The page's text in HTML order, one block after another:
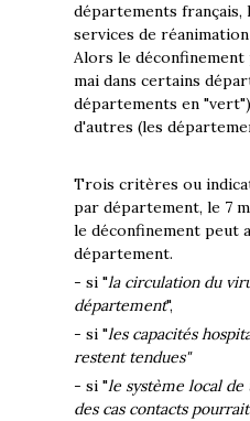
départements français,
services de
Alors le
mai dans certains
départements en
d'autres (les
Trois critères ou
par département, le 7
le déconfinement peut
département.
- si "la circulation du
département",
- si "les capacités
restent tendues"
- si "le système local
des cas contacts